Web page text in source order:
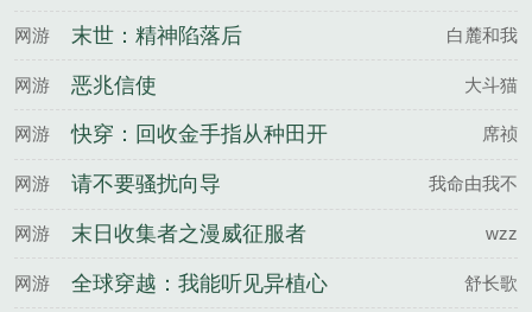
网游 末世：精神陷落后 白麓和我
网游 恶兆信使 大斗猫
网游
快穿：回收金手指从种田开
始
席祯
网游 请不要骚扰向导 我命由我不
网游 末日收集者之漫威征服者 wzz
网游
全球穿越：我能听见异植心
舒长歌